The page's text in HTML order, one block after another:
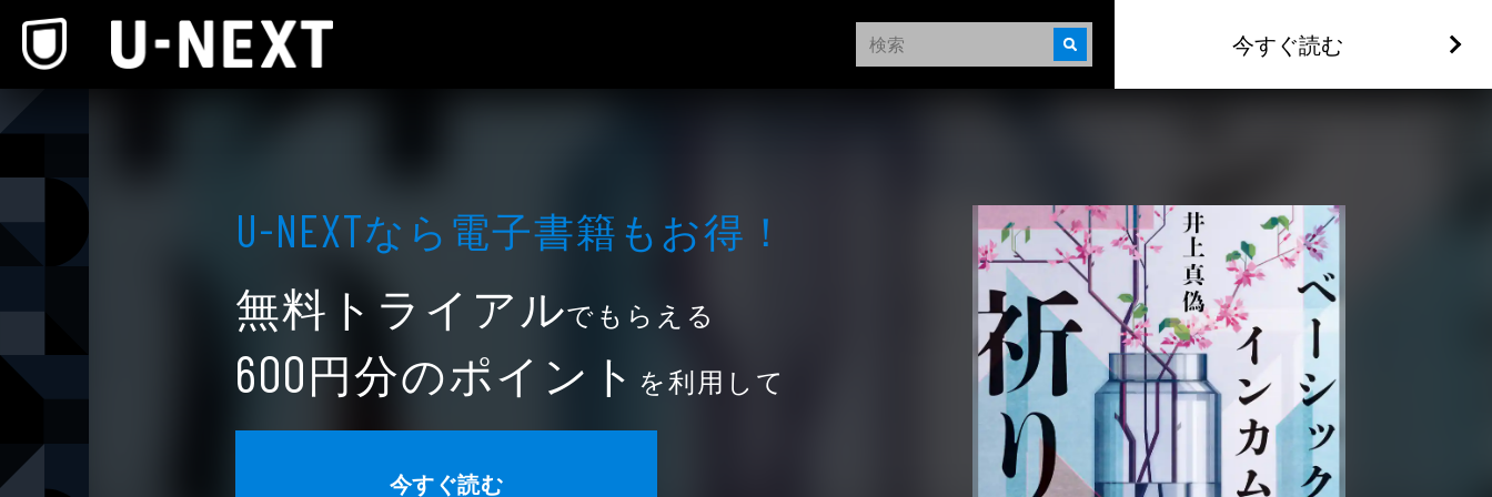
今すぐ読む
U-NEXTなら電⼦書籍もお得！
無料トライアルでもらえる
600円分のポイント を利用して
今すぐ読む